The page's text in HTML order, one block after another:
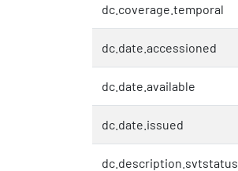
dc.coverage.temporal
dc.date.accessioned
dc.date.available
dc.date.issued
dc.description.svtstatus